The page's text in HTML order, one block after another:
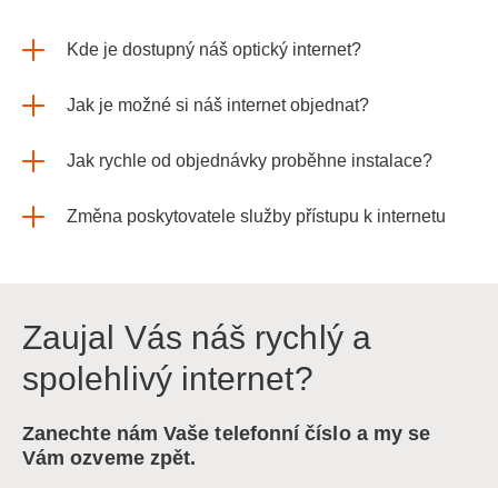
Kde je dostupný náš optický internet?
Jak je možné si náš internet objednat?
Jak rychle od objednávky proběhne instalace?
Změna poskytovatele služby přístupu k internetu
Zaujal Vás náš rychlý a
spolehlivý internet?
Zanechte nám Vaše telefonní číslo a my se
Vám ozveme zpět.